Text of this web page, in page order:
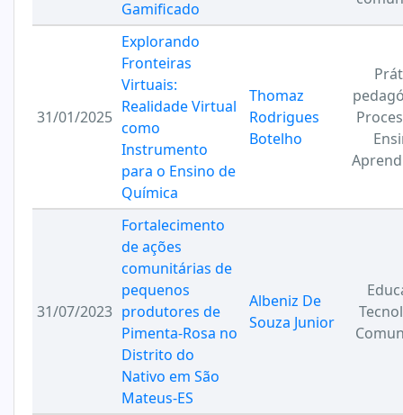
Gamificado
31/01/2025
Explorando
Fronteiras
Virtuais:
Realidade Virtual
como
Instrumento
para o Ensino de
Química
Thomaz
Rodrigues
Botelho
31/07/2023
Fortalecimento
de ações
comunitárias de
pequenos
produtores de
Pimenta-Rosa no
Distrito do
Nativo em São
Mateus-ES
Albeniz De
Souza Junior